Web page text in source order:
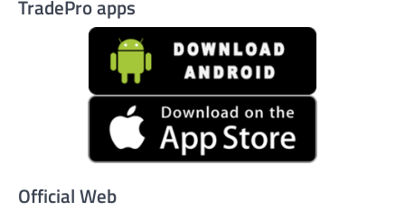
TradePro apps
Official Web